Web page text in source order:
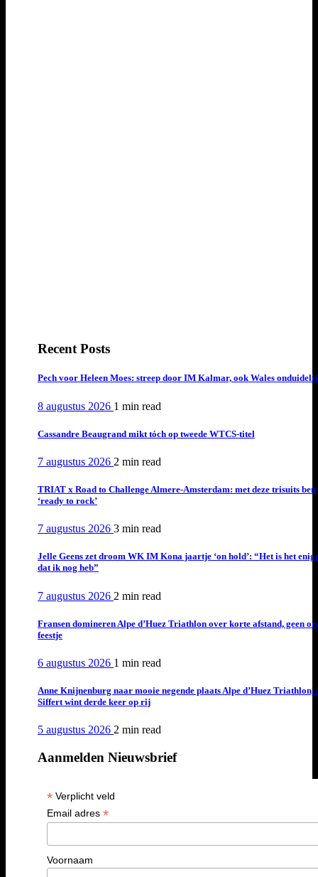
Recent Posts
Pech voor Heleen Moes: streep door IM Kalmar, ook Wales
8 augustus 2026 1 min read
Cassandre Beaugrand mikt tóch op tweede WTCS-titel
7 augustus 2026 2 min read
TRIAT x Road to Challenge Almere-Amsterdam: met deze trisuits ben
‘ready to rock’
7 augustus 2026 3 min read
Jelle Geens zet droom WK IM Kona jaartje ‘on hold’: “Het is het
dat ik nog heb”
7 augustus 2026 2 min read
Fransen domineren Alpe d’Huez Triathlon over korte afstand, geen
feestje
6 augustus 2026 1 min read
Anne Knijnenburg naar mooie negende plaats Alpe d’Huez Triathlon,
Siffert wint derde keer op rij
5 augustus 2026 2 min read
Aanmelden Nieuwsbrief
*Verplicht veld
Email adres *
Voornaam